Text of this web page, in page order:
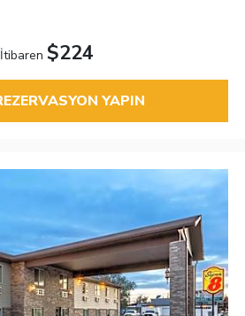
İtibaren $224
YAPIN